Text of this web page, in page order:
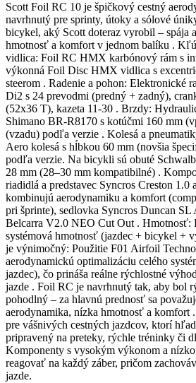
Scott Foil RC 10 je špičkový cestný
navrhnutý pre sprinty, útoky a sólové
bicykel, aký Scott doteraz vyrobil – spája
hmotnosť a komfort v jednom balíku .
vidlica: Foil RC HMX karbónový rám s
výkonná Foil Disc HMX vidlica s
steerom . Radenie a pohon: Elektronické
Di2 s 24 prevodmi (predný + zadný),
(52x36 T), kazeta 11-30 . Brzdy:
Shimano BR-R8170 s kotúčmi 160 mm
(vzadu) podľa verzie . Kolesá a
Aero kolesá s hĺbkou 60 mm (novšia
podľa verzie. Na bicykli sú obuté
28 mm (28–30 mm kompatibilné) .
riadidlá a predstavec Syncros Creston
kombinujú aerodynamiku a komfort
pri šprinte), sedlovka Syncros Duncan SL
Belcarra V2.0 NEO Cut Out . Hmotnosť:
systémová hmotnosť (jazdec + bicykel +
je výnimočný: Použitie F01 Airfoil
aerodynamickú optimalizáciu celého
jazdec), čo prináša reálne rýchlostné
jazde . Foil RC je navrhnutý tak, aby bol
pohodlný – za hlavnú prednosť sa
aerodynamika, nízka hmotnosť a komfort
pre vášnivých cestných jazdcov, ktorí
pripravený na preteky, rýchle tréninky či
Komponenty s vysokým výkonom a
reagovať na každý záber, pričom
jazde.